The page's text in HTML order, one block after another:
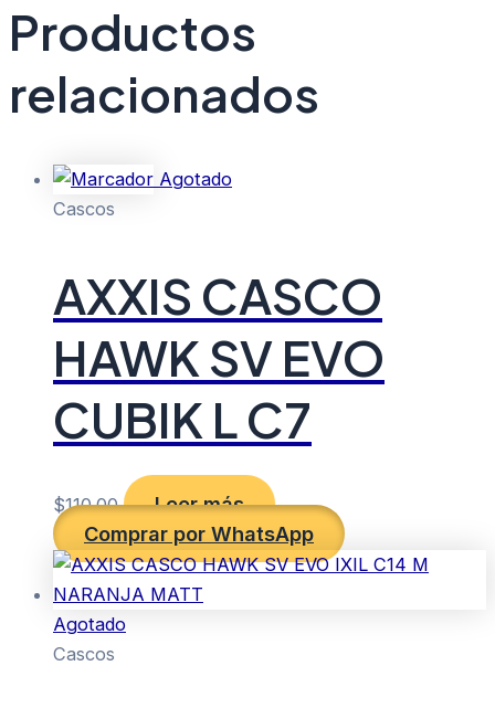
Productos
relacionados
Agotado
Cascos
AXXIS CASCO
HAWK SV EVO
CUBIK L C7
$110.00
Leer más
Comprar por WhatsApp
Agotado
Cascos